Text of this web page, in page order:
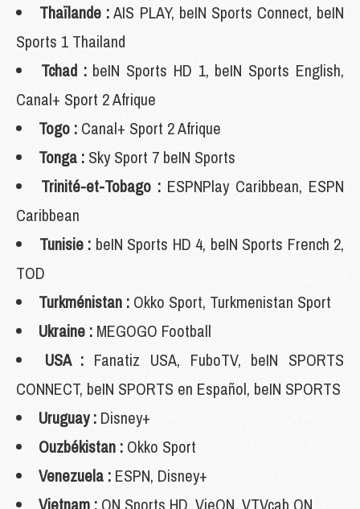
Thaïlande :AIS PLAY, beIN Sports Connect, beIN
Sports 1 Thailand
Tchad :beIN Sports HD 1, beIN Sports English,
Canal+ Sport 2 Afrique
Togo : Canal+ Sport 2 Afrique
Tonga : Sky Sport 7 beIN Sports
Trinité-et-Tobago : ESPNPlay Caribbean, ESPN
Caribbean
Tunisie : beIN Sports HD 4, beIN Sports French 2,
TOD
Turkménistan : Okko Sport, Turkmenistan Sport
Ukraine : MEGOGO Football
USA : Fanatiz USA, FuboTV, beIN SPORTS
CONNECT, beIN SPORTS en Español, beIN SPORTS
Uruguay : Disney+
Ouzbékistan : Okko Sport
Venezuela : ESPN, Disney+
Vietnam : ON Sports HD, VieON, VTVcab ON